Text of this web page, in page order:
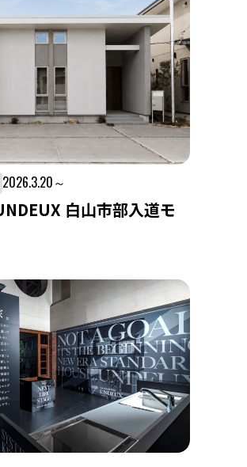
2026.3.20～
白山市部入道モ